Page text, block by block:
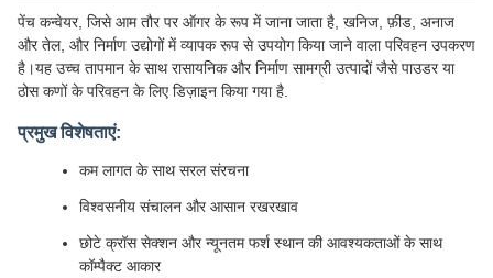
पेंच कन्वेयर, जिसे आम तौर पर ऑगर के रूप में जाना जाता है, खनिज, फ़ीड, अनाज
और तेल, और निर्माण उद्योगों में व्यापक रूप से उपयोग किया जाने वाला परिवहन उपकरण
है।यह उच्च तापमान के साथ रासायनिक और निर्माण सामग्री उत्पादों जैसे पाउडर या
ठोस कणों के परिवहन के लिए डिज़ाइन किया गया है.
प्रमुख विशेषताएं:
कम लागत के साथ सरल संरचना
विश्वसनीय संचालन और आसान रखरखाव
छोटे क्रॉस सेक्शन और न्यूनतम फर्श स्थान की आवश्यकताओं के साथ
कॉम्पैक्ट आकार